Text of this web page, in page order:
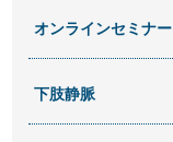
オンラインセミナー
下肢静脈